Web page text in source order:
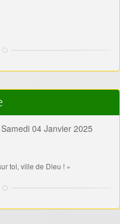
04 Janvier 2025
toi, ville de Dieu ! »